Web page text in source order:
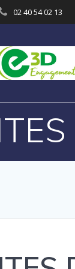
02 40 54 02 13